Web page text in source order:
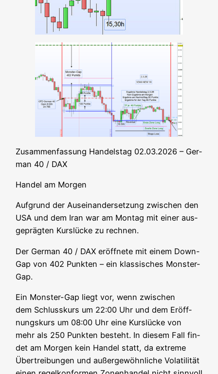
Zusam­men­fas­sung Han­dels­tag 02.03.2026 – Ger­
man 40 / DAX
Han­del am Morgen
Auf­grund der Aus­ein­an­der­set­zung zwi­schen den
USA und dem Iran war am Mon­tag mit einer aus­
ge­präg­ten Kurs­lü­cke zu rechnen.
Der Ger­man 40 / DAX eröff­ne­te mit einem Down-
Gap von 402 Punk­ten – ein klas­si­sches Monster-
Gap.
Ein Mons­ter-Gap liegt vor, wenn zwi­schen
dem Schluss­kurs um 22:00 Uhr und dem Eröff­
nungs­kurs um 08:00 Uhr eine Kurs­lü­cke von
mehr als 250 Punk­ten besteht. In die­sem Fall fin­
det am Mor­gen kein Han­del statt, da extre­me
Über­trei­bun­gen und außer­ge­wöhn­li­che Vola­ti­li­tät